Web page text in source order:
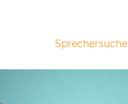
Sprechersuche